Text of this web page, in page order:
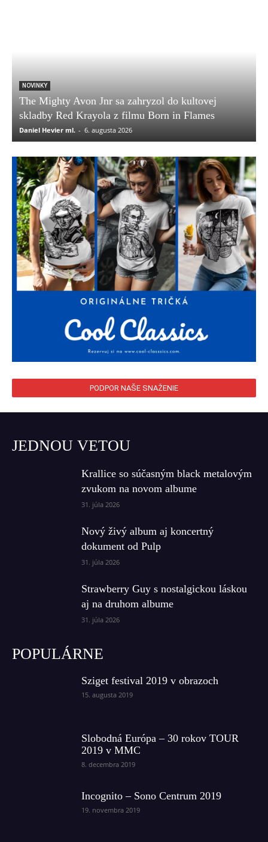
NOVINKY
The Mighty Avon Jnr sa zahryzol do kultovej
skladby Red Krayola z filmu Born in Flames
Daniel Hevier ml. - 6. augusta 2026
PODPOR NAŠE SNAŽENIE
JEDNOU VETOU
Krallice so súčasným black metalovým
zvukom na novom albume
31. júla 2026
Nový živý album aj koncertný
dokument od Pulp
31. júla 2026
Strawberry Guy s nostalgickou láskou
aj na druhom albume
31. júla 2026
POPULÁRNE
Sziget festival 2019 v obrazoch
15. augusta 2019
Slobodná Európa – 30 rokov TOUR
2019 v MMC
8. decembra 2019
Incognito – Sono Centrum 2019
19. novembra 2019